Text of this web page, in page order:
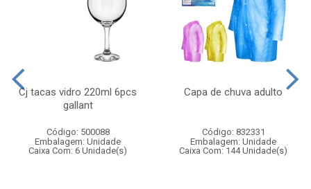
Cj tacas vidro 220ml 6pcs
gallant
Código: 500088
Embalagem: Unidade
Caixa Com: 6 Unidade(s)
Capa de chuva adulto
Código: 832331
Embalagem: Unidade
Caixa Com: 144 Unidade(s)